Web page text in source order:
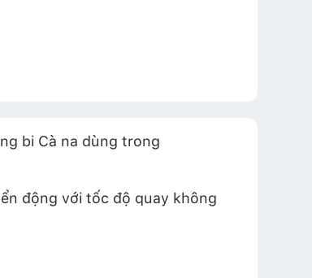
bi Cà na dùng trong
động với tốc độ quay không